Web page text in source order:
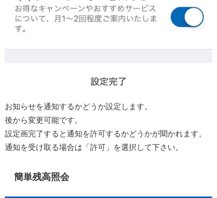
お知らせを通知するかどうか設定します。
後から変更可能です。
設定画完了すると通知を許可するかどうかが聞かれます。
通知を受け取る場合は「許可」を選択して下さい。
簡単残高照会